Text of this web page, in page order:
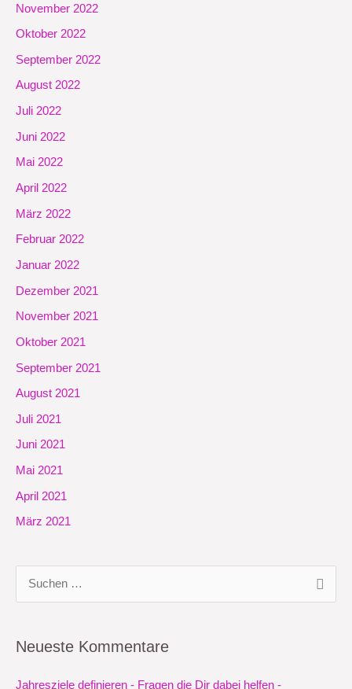
November 2022
Oktober 2022
September 2022
August 2022
Juli 2022
Juni 2022
Mai 2022
April 2022
März 2022
Februar 2022
Januar 2022
Dezember 2021
November 2021
Oktober 2021
September 2021
August 2021
Juli 2021
Juni 2021
Mai 2021
April 2021
März 2021
h
e
Neueste Kommentare
Jahresziele definieren - Fragen die Dir dabei helfen -